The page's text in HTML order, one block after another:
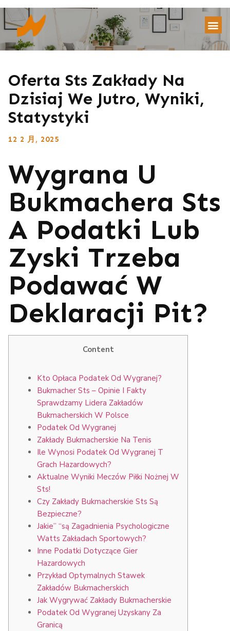
Oferta Sts Zakłady Na
Dzisiaj We Jutro, Wyniki,
Statystyki
12 2 月, 2025
Wygrana U
Bukmachera Sts
A Podatki Lub
Zyski Trzeba
Podawać W
Deklaracji Pit?
Content
Kto Opłaca Podatek Od Wygranej?
Bukmacher Sts – Opinie I Fakty
Sprawdzamy Lidera Zakładów
Bukmacherskich W Polsce
Podatek Od Wygranej
Zakłady Bukmacherskie Na Tenis
Ile Wynosi Podatek Od Wygranej T
Grach Hazardowych?
Aktualne Wyniki Meczów Piłki Nożnej W
Sts!
Czy Zakłady Bukmacherskie Sts Są
Bezpieczne?
Jakie” “są Zagadnienia Psychologiczne
Watts Zakładach Sportowych?
Inne Podatki Dotyczące Gier
Hazardowych
Przykład Optymalnych Stawek
Zakładów Bukmacherskich
Jak Wygrywać Zakłady Bukmacherskie
Podatek Od Wygranej Uzyskany Za
Granicą